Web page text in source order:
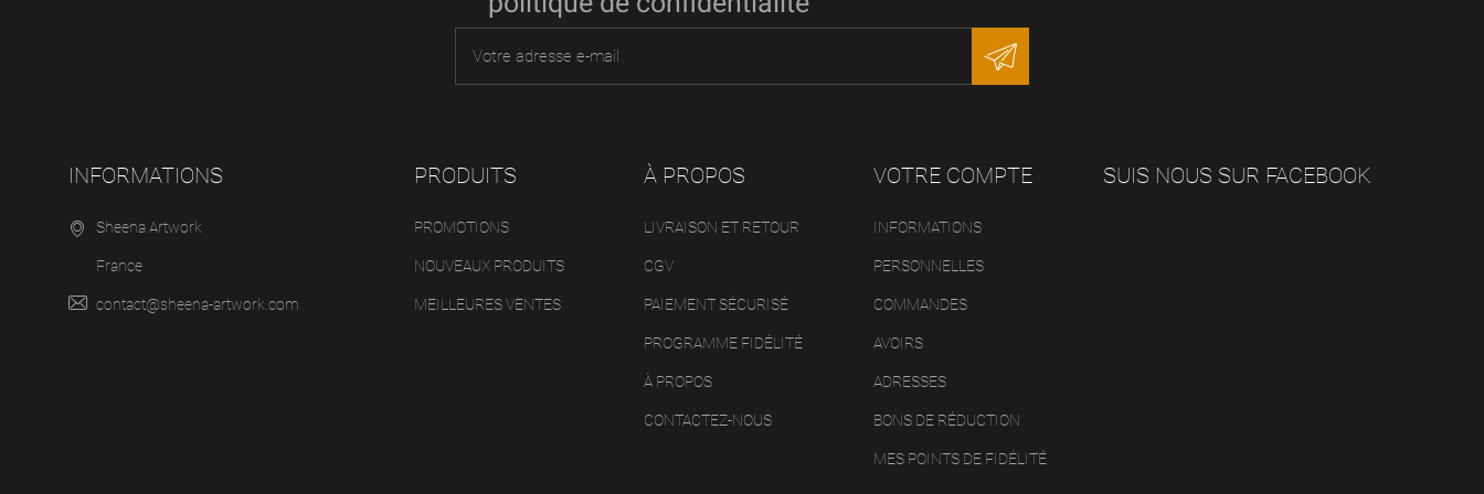
INFORMATIONS
Sheena Artwork
France
contact@sheena-artwork.com
PRODUITS
PROMOTIONS
NOUVEAUX PRODUITS
MEILLEURES VENTES
À PROPOS
LIVRAISON ET RETOUR
CGV
PAIEMENT SÉCURISÉ
PROGRAMME FIDÉLITÉ
À PROPOS
CONTACTEZ-NOUS
VOTRE COMPTE
INFORMATIONS
PERSONNELLES
COMMANDES
AVOIRS
ADRESSES
BONS DE RÉDUCTION
MES POINTS DE FIDÉLITÉ
SUIS NOUS SUR FACEBOOK